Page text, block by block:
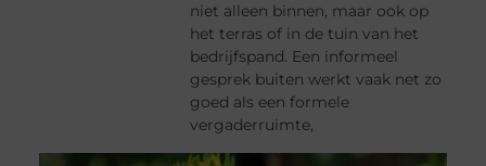
niet alleen binnen, maar ook op
het terras of in de tuin van het
bedrijfspand. Een informeel
gesprek buiten werkt vaak net zo
goed als een formele
vergaderruimte,